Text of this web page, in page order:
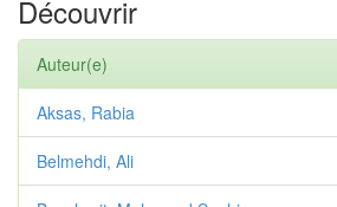
Découvrir
Auteur(e)
Aksas, Rabia
Belmehdi, Ali